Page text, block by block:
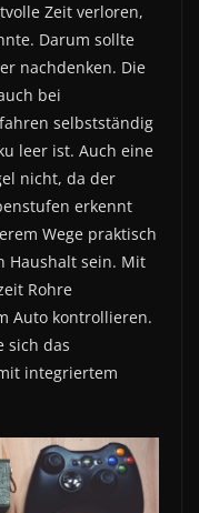
Zeit verloren,
Darum sollte
nachdenken. Die
bei
selbstständig
leer ist. Auch eine
nicht, da der
erkennt
Wege praktisch
Haushalt sein. Mit
Rohre
Auto kontrollieren.
sich das
integriertem